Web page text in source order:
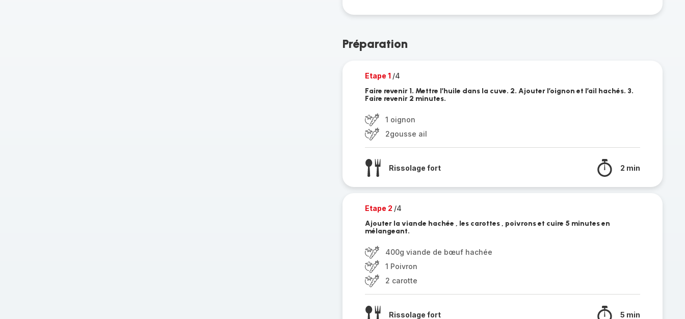
Préparation
Etape 1 /4
Faire revenir 1. Mettre l’huile dans la cuve. 2. Ajouter l’oignon et l’ail hachés. 3.
Faire revenir 2 minutes.
1 oignon
2gousse ail
Rissolage fort 2 min
Etape 2 /4
Ajouter la viande hachée , les carottes , poivrons et cuire 5 minutes en
mélangeant.
400g viande de bœuf hachée
1 Poivron
2 carotte
Rissolage fort 5 min